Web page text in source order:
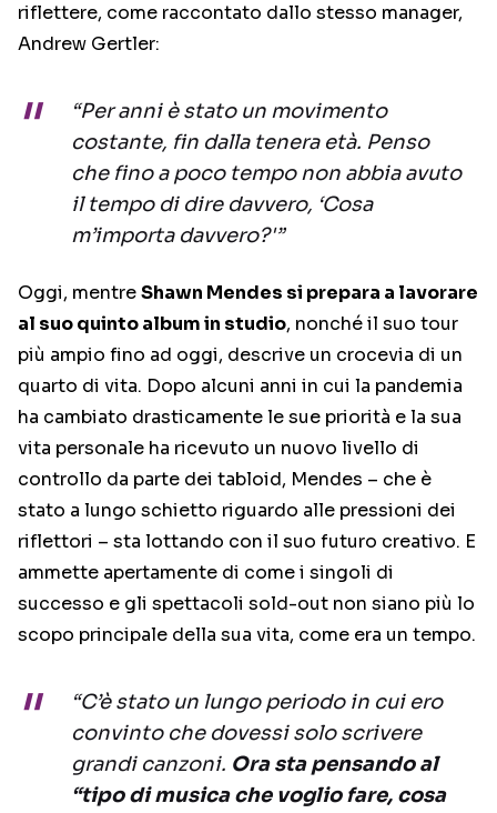
riflettere, come raccontato dallo stesso manager,
Andrew Gertler:
“Per anni è stato un movimento
costante, fin dalla tenera età. Penso
che fino a poco tempo non abbia avuto
il tempo di dire davvero, ‘Cosa
m’importa davvero?'”
Oggi, mentreShawn Mendes si prepara a lavorare
al suo quinto album in studio, nonché il suo tour
più ampio fino ad oggi, descrive un crocevia di un
quarto di vita. Dopo alcuni anni in cui la pandemia
ha cambiato drasticamente le sue priorità e la sua
vita personale ha ricevuto un nuovo livello di
controllo da parte dei tabloid, Mendes – che è
stato a lungo schietto riguardo alle pressioni dei
riflettori – sta lottando con il suo futuro creativo. E
ammette apertamente di come i singoli di
successo e gli spettacoli sold-out non siano più lo
scopo principale della sua vita, come era un tempo.
“C’è stato un lungo periodo in cui ero
convinto che dovessi solo scrivere
grandi canzoni. Ora sta pensando al
“tipo di musica che voglio fare, cosa